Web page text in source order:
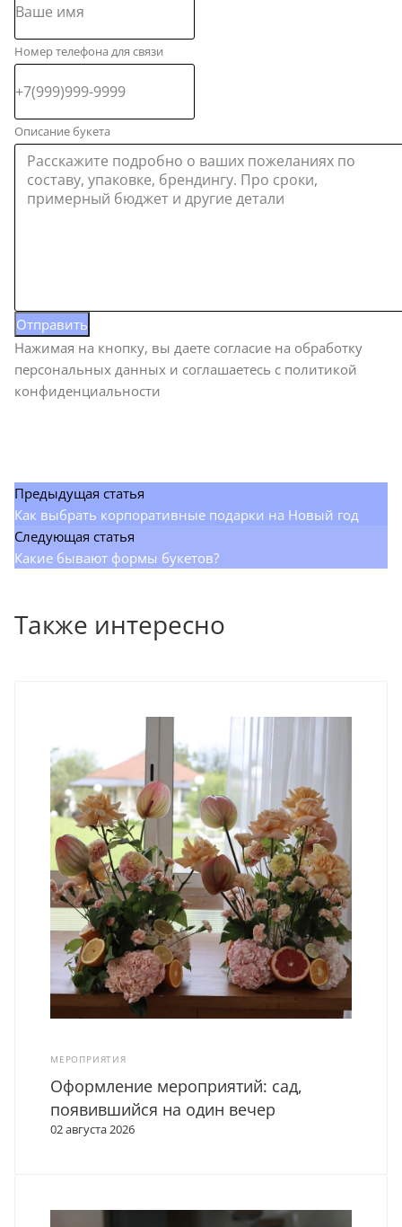
Номер телефона для связи
Описание букета
Отправить
Нажимая на кнопку, вы даете согласие на обработку
персональных данных и соглашаетесь c политикой
конфиденциальности
Предыдущая статья
Как выбрать корпоративные подарки на Новый год
Следующая статья
Какие бывают формы букетов?
Также интересно
МЕРОПРИЯТИЯ
02 августа 2026
Оформление мероприятий: сад,
появившийся на один вечер